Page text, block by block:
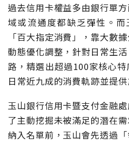
過去信用卡權益多由銀行單
域或流通度都缺乏彈性。
「百大指定消費」，靠大數
動態優化調整，針對日常生
路，精選出超過100家核心
日常近九成的消費軌跡並提供
玉山銀行信用卡暨支付金融
了主動挖掘未被滿足的潛在
納入名單前，玉山會先透過